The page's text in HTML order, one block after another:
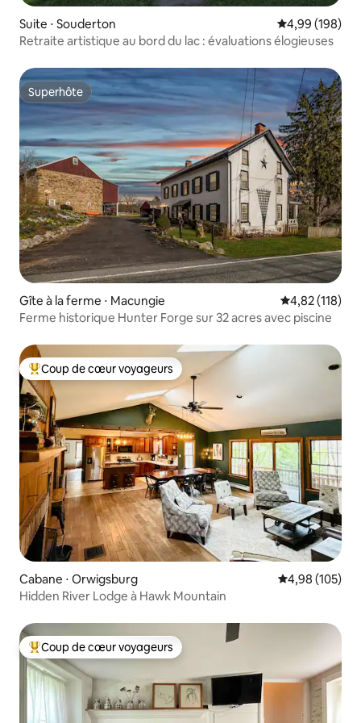
Suite ⋅ Souderton Évaluation
4,99 (198)
Retraite artistique au bord du lac : évaluations élogieuses
Superhôte
Superhôte
Gîte à la ferme ⋅ Macungie Évaluation
4,82 (118)
Ferme historique Hunter Forge sur 32 acres avec piscine
Coups de cœur voyageurs les plus appréciés
Coup de cœur voyageurs
Cabane ⋅ Orwigsburg Évaluation
4,98 (105)
Hidden River Lodge à Hawk Mountain
Coups de cœur voyageurs les plus appréciés
Coup de cœur voyageurs